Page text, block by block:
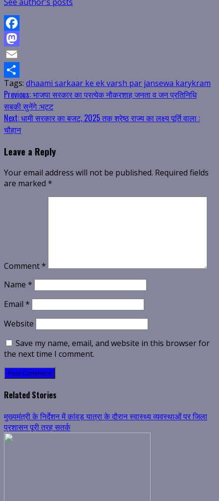
Facebook
Mastodon
Email
Share
Tags: dhaami sarkaar ke ek varsh par jansewa karykram
Continue
Reading
Previous:भाजपा सरकार का प्रत्येक नौकरशाह जनता व जन प्रतिनिधि
सबकी सुनेंगे :भट्ट
Next:धामी सरकार का बजट, 2025 तक श्रेष्ठ राज्य का लक्ष्य पूर्ति वाला :
चौहान
Leave a Reply
Your email address will not be published. Required fields
are marked *
Comment*
Name *
Email *
Website
Save my name, email, and website in this browser for
the next time I comment.
Related Stories
मुख्यमंत्री के निर्देशन में कांवड़ यात्रा के दौरान स्वास्थ्य व्यवस्थाओं पर जिला
प्रशासन पूरी तरह सतर्क